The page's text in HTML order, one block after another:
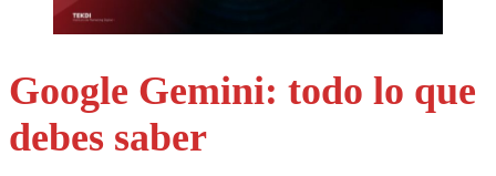
Google Gemini: todo lo que
debes saber